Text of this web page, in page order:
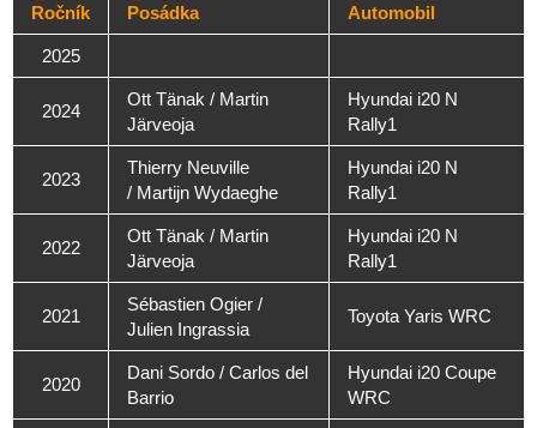
Ročník Posádka Automobil
2025
2024
Ott Tänak / Martin
Järveoja
Hyundai i20 N
Rally1
2023
Thierry Neuville
/ Martijn Wydaeghe
Hyundai i20 N
Rally1
2022
Ott Tänak / Martin
Järveoja
Hyundai i20 N
Rally1
2021
Sébastien Ogier /
Julien Ingrassia
Toyota Yaris WRC
2020
Dani Sordo / Carlos del
Barrio
Hyundai i20 Coupe
WRC